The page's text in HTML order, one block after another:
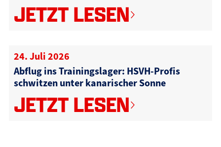
JETZT LESEN
24. Juli 2026
Abflug ins Trainingslager: HSVH-Profis
schwitzen unter kanarischer Sonne
JETZT LESEN